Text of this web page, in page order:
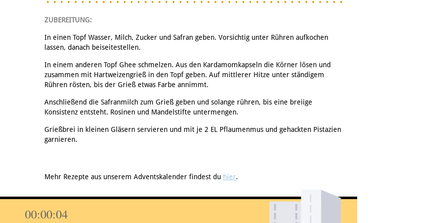
ZUBEREITUNG:
In einen Topf Wasser, Milch, Zucker und Safran geben. Vorsichtig unter Rühren aufkochen
lassen, danach beiseitestellen.
In einem anderen Topf Ghee schmelzen. Aus den Kardamomkapseln die Körner lösen und
zusammen mit Hartweizengrieß in den Topf geben. Auf mittlerer Hitze unter ständigem
Rühren rösten, bis der Grieß etwas Farbe annimmt.
Anschließend die Safranmilch zum Grieß geben und solange rühren, bis eine breiige
Konsistenz entsteht. Rosinen und Mandelstifte untermengen.
Grießbrei in kleinen Gläsern servieren und mit je 2 EL Pflaumenmus und gehackten Pistazien
garnieren.
Mehr Rezepte aus unserem Adventskalender findest du hier.
00:00:05